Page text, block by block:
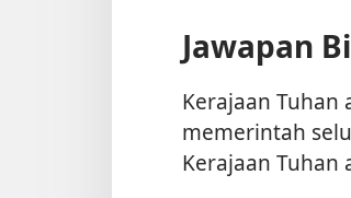
Jawapan
Kerajaan Tuhan
memerintah
Kerajaan Tuhan